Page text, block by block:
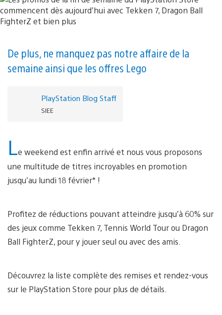
De plus, ne manquez pas notre affaire de la
semaine ainsi que les offres Lego
PlayStation Blog Staff
SIEE
Le weekend est enfin arrivé et nous vous proposons
une multitude de titres incroyables en promotion
jusqu’au lundi 18 février* !
Profitez de réductions pouvant atteindre jusqu’à 60% sur
des jeux comme Tekken 7, Tennis World Tour ou Dragon
Ball FighterZ, pour y jouer seul ou avec des amis.
Découvrez la liste complète des remises et rendez-vous
sur le PlayStation Store pour plus de détails.